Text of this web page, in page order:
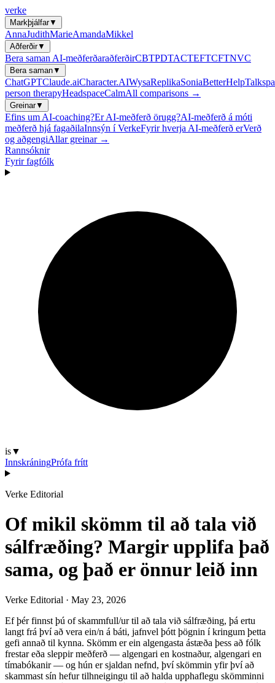
verke
Markþjálfar▼
AnnaJudithMarieAmandaMikkel
Aðferðir▼
Bera saman AI-meðferðaraðferðirCBTPDTACTEFTCFTNVC
Bera saman▼
ChatGPTClaude.aiCharacter.AIWysaReplikaSoniaBetterHelp
person therapyHeadspaceCalmAll comparisons →
Greinar▼
Efins um AI-coaching?Er AI-meðferð örugg?AI-meðferð á móti
meðferð hjá fagaðilaInnsýn í VerkeFyrir hverja AI-meðferð erVerð
og aðgengiAllar greinar →
Rannsóknir
Fyrir fagfólk
is▼
InnskráningPrófa frítt
Verke Editorial
Of mikil skömm til að tala við
sálfræðing? Margir upplifa það
sama, og það er önnur leið inn
Verke Editorial · May 23, 2026
Ef þér finnst þú of skammfull/ur til að tala við sálfræðing, þá ertu
langt frá því að vera ein/n á báti, jafnvel þótt þögnin í kringum þetta
gefi annað til kynna. Skömm er ein algengasta ástæða þess að fólk
frestar eða sleppir meðferð — algengari en kostnaður, algengari en
tímabókanir — og hún er sjaldan nefnd, því skömmin yfir því að
skammast sín hefur tilhneigingu til að halda upphaflegu skömminni